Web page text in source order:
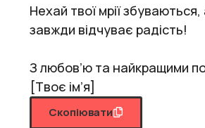
Нехай твої мрії
завжди відчуває радість!
З любов’ю та найкращими
[Твоє ім’я]
Скопіювати